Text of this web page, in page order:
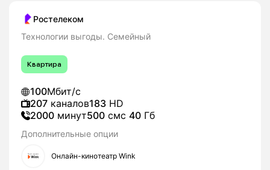
Ростелеком
Технологии выгоды. Семейный
Квартира
100Мбит/с
207 каналов183 HD
2000 минут500 смс 40 Гб
Дополнительные опции
Онлайн-кинотеатр Wink